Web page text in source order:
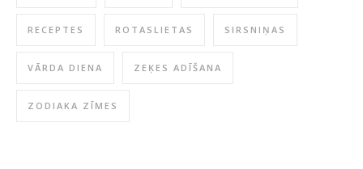
RECEPTES ROTASLIETAS SIRSNIŅAS
VĀRDA DIENA ZEĶES ADĪŠANA
ZODIAKA ZĪMES